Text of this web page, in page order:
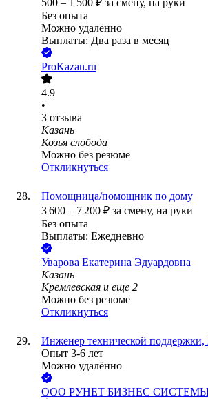
500 – 1 500 ₽ за смену, на руки
Без опыта
Можно удалённо
Выплаты: Два раза в месяц
ProKazan.ru
4.9
•
3 отзыва
Казань
Козья слобода
Можно без резюме
Откликнуться
Помощница/помощник по дому
3 600 – 7 200 ₽ за смену, на руки
Без опыта
Выплаты: Ежедневно
Уварова Екатерина Эдуардовна
Казань
Кремлевская и еще 2
Можно без резюме
Откликнуться
Инженер технической поддержки,
Опыт 3-6 лет
Можно удалённо
ООО РУНЕТ БИЗНЕС